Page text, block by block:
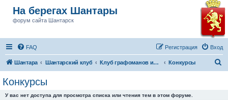
На берегах Шантары
форум сайта Шантарск
FAQ Вход
Регистрация
Шантара Шантарский клуб Клуб графоманов им Бушкова Конкурсы
Конкурсы
У вас нет доступа для просмотра списка или чтения тем в этом форуме.